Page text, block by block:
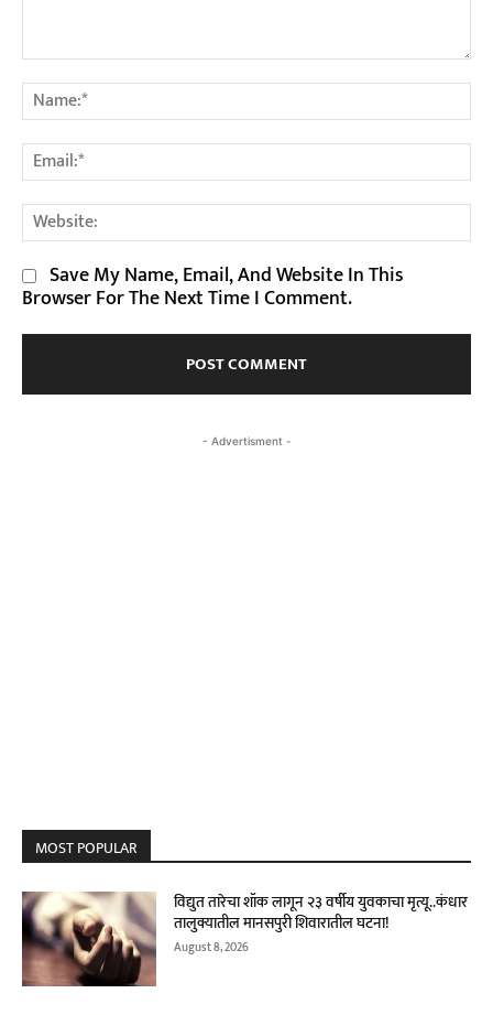
Comment:
Save My Name, Email, And Website In This
Browser For The Next Time I Comment.
- Advertisment -
MOST POPULAR
विद्युत तारेचा शॉक लागून २३ वर्षीय युवकाचा मृत्यू..कंधार
तालुक्यातील मानसपुरी शिवारातील घटना!
August 8, 2026